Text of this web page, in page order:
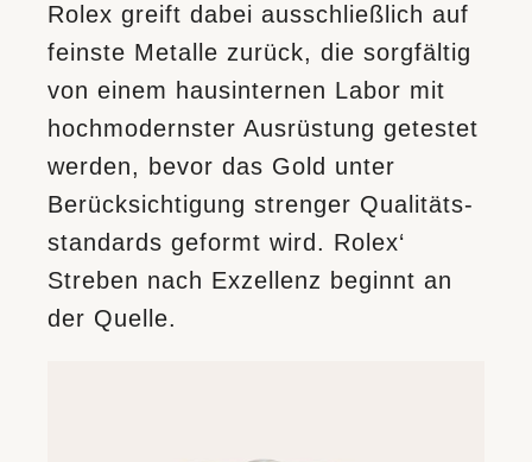
Rolex greift dabei ausschließlich auf
feinste Metalle zurück, die sorgfältig
von einem hausinternen Labor mit
hochmodernster Ausrüstung getestet
werden, bevor das Gold unter
Berücksichtigung strenger Qualitäts­
standards geformt wird. Rolex‘
Streben nach Exzellenz beginnt an
der Quelle.